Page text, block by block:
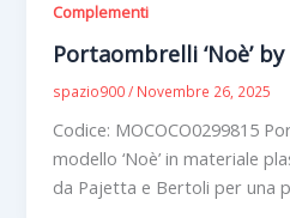
Complementi
Portaombrelli ‘Noè’
spazio900/ Novembre 26, 2025
Codice: MOCOCO0299815
modello ‘Noè’ in materiale
da Pajetta e Bertoli per una